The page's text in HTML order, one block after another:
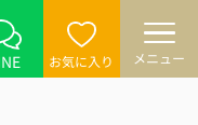
お気に入り メニュー